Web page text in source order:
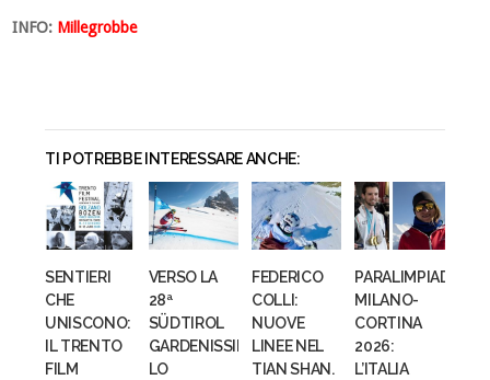
INFO: Millegrobbe
TI POTREBBE INTERESSARE ANCHE:
SENTIERI
CHE
UNISCONO:
IL TRENTO
FILM
VERSO LA
28ª
SÜDTIROL
GARDENISSIMA:
LO
FEDERICO
COLLI:
NUOVE
LINEE NEL
TIAN SHAN.
PARALIMPIADI
MILANO-
CORTINA
2026:
L’ITALIA